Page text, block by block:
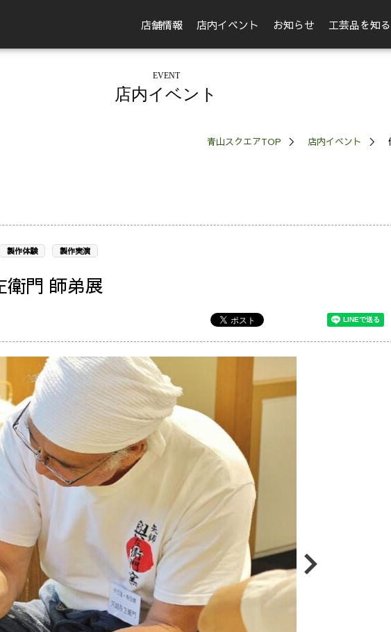
店舗情報 店内イベント お知らせ 工芸品を知る
EVENT
店内イベント
青山スクエアTOP 店内イベント
製作体験 製作実演
門 師弟展